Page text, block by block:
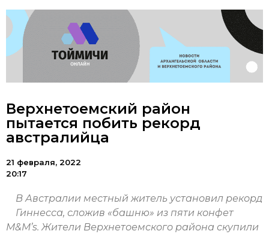
Верхнетоемский район
пытается побить рекорд
австралийца
21 февраля, 2022
20:17
В Австралии местный житель установил рекорд
Гиннесса, сложив «башню» из пяти конфет
M&M’s. Жители Верхнетоемского района скупили